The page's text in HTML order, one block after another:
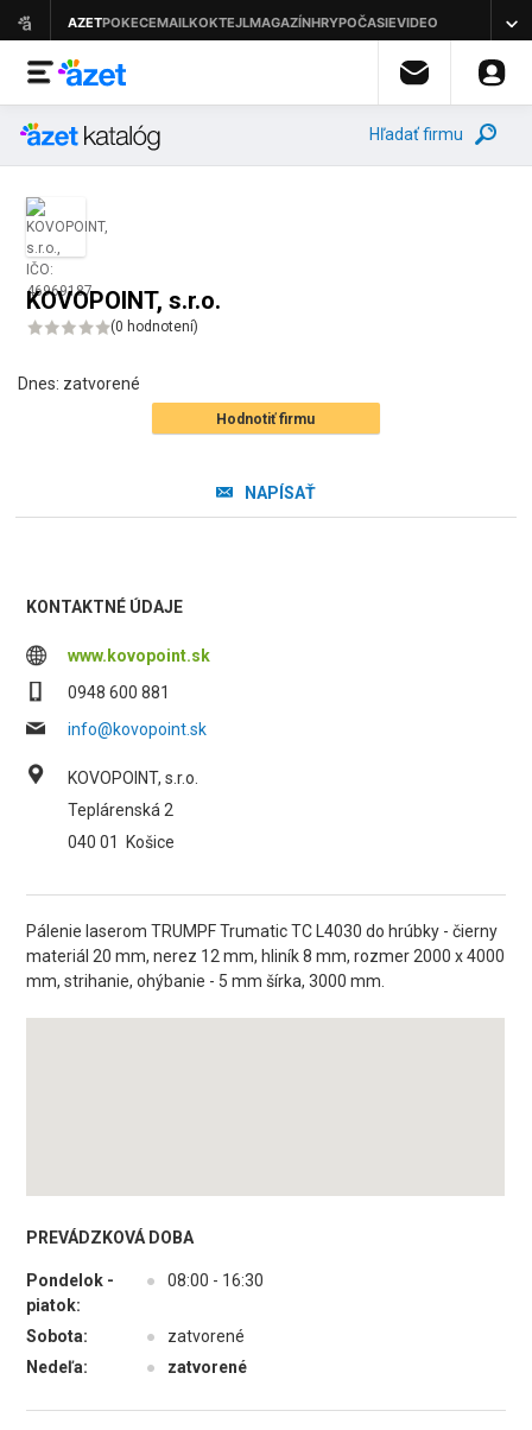
Hľadať firmu
KOVOPOINT, s.r.o.
(0 hodnotení)
Dnes: zatvorené
Hodnotiť firmu
NAPÍSAŤ
KONTAKTNÉ ÚDAJE
www.kovopoint.sk
0948 600 881
info@kovopoint.sk
KOVOPOINT, s.r.o.
Teplárenská 2
040 01
Košice
Pálenie laserom TRUMPF Trumatic TC L4030 do hrúbky - čierny
materiál 20 mm, nerez 12 mm, hliník 8 mm, rozmer 2000 x 4000
mm, strihanie, ohýbanie - 5 mm šírka, 3000 mm.
PREVÁDZKOVÁ DOBA
Pondelok -
piatok:
● 08:00 - 16:30
Sobota: ●
zatvorené
Nedeľa:
● zatvorené